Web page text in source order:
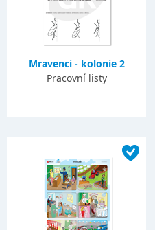
Mravenci - kolonie 2
Pracovní listy